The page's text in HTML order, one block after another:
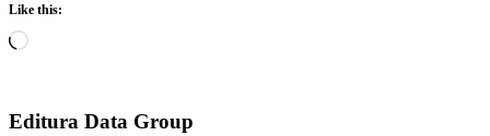
Like this:
Loading…
Editura Data Group